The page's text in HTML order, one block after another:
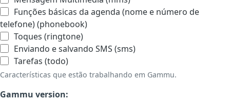
Funções básicas da agenda (nome e número de
telefone) (phonebook)
Toques (ringtone)
Enviando e salvando SMS (sms)
Tarefas (todo)
Características que estão trabalhando em Gammu.
Gammu version: